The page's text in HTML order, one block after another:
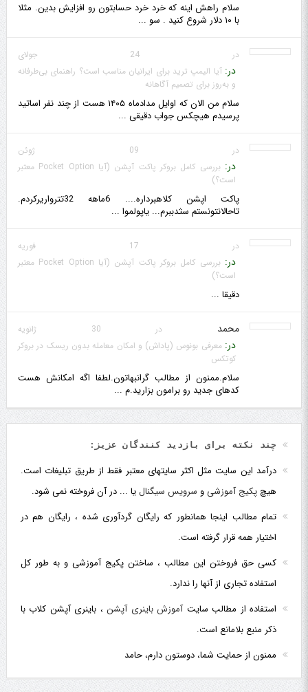
سلام راهش اینه که خرد خرد حسابتون رو افزایش بدین. مثلا
با ۱۰ دلار شروع کنید . سو ...
در 24 جولای
در:آیا الیمپ ترید برای ایرانیان مناسب است؟ راهنمای بی‌طرفانه
و به‌روز برای تصمیم آگاهانه
سلام من الان که اوایل مدادماه ۱۴۰۵ هست از چند نفر اساتید
پرسیدم هیچکس جواب دقیقی ...
در 09 ژوئن
در:
بررسی کامل بروکر پاکت آپشن (آیا Pocket Option معتبر
است؟)
پاکت اپشن کلاهبرداره.... 6ماهه 32تترواریرکردم.
تاحالانتونستم سثدببرم... یاپولموا ...
در 17 فوریه
در:
بررسی کامل بروکر پاکت آپشن (آیا Pocket Option معتبر
است؟)
دقیقا ...
محمد در 30 ژانویه
در:معرفی بونوس (پاداش) و امکان معامله بدون ریسک در بروکر
کوتکس
سلام.ممنون از مطالب گرانبهاتون.لطفا اگه امکانش هست
کدهای جدید رو برامون بزارید.م ...
چند نکته برای بازدید کنندگان عزیز:
درآمد این سایت مثل اکثر سایتهای معتبر فقط از طریق تبلیغات است.
هیچ پکیج آموزشیو سرویس سیگنال یا ... در آن فروخته نمی شود.
تمام مطالب اینجا همانطور که رایگان گردآوری شده ، رایگان هم در
اختیار همه قرار گرفته است.
کسی حق فروختن این مطالب ، ساختن پکیج آموزشی و به طور کل
استفاده تجاری از آنها را ندارد.
استفاده از مطالب سایتآموزش باینری آپشن، باینری آپشن کلاب با
ذکر منبع بلامانع است.
ممنون از حمایت شما، دوستون دارم، حامد